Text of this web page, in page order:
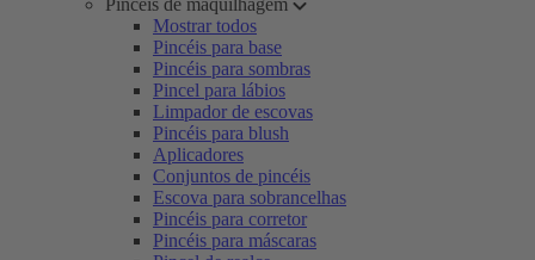
Pincéis de maquilhagem
Mostrar todos
Pincéis para base
Pincéis para sombras
Pincel para lábios
Limpador de escovas
Pincéis para blush
Aplicadores
Conjuntos de pincéis
Escova para sobrancelhas
Pincéis para corretor
Pincéis para máscaras